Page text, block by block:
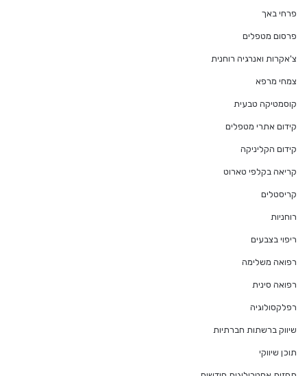
פרחי באך
פרסום מטפלים
צ'אקרות ואנרגיה רוחנית
צמחי מרפא
קוסמטיקה טבעית
קידום אתרי מטפלים
קידום הקליניקה
קריאה בקלפי טארוט
קריסטלים
רוחניות
ריפוי בצבעים
רפואה משלימה
רפואה סינית
רפלקסולוגיה
שיווק ברשתות חברתיות
תוכן שיווקי